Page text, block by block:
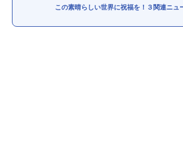
この素晴らしい世界に祝福を！３関連ニュ